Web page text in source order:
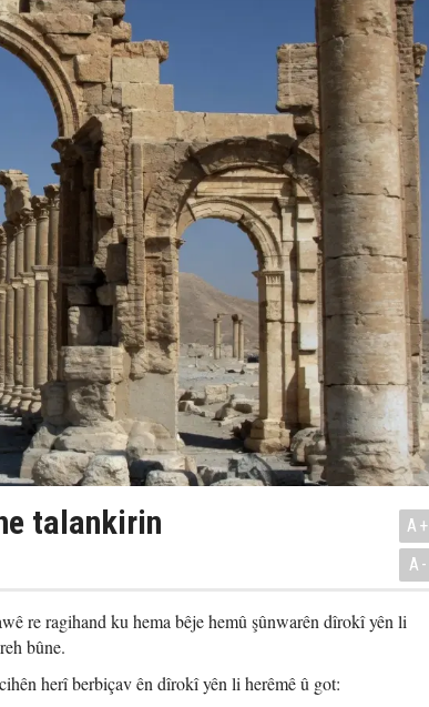
talankirin
A+
A-
re ragihand ku hema bêje hemû şûnwarên dîrokî yên li
bûne.
herî berbiçav ên dîrokî yên li herêmê û got: